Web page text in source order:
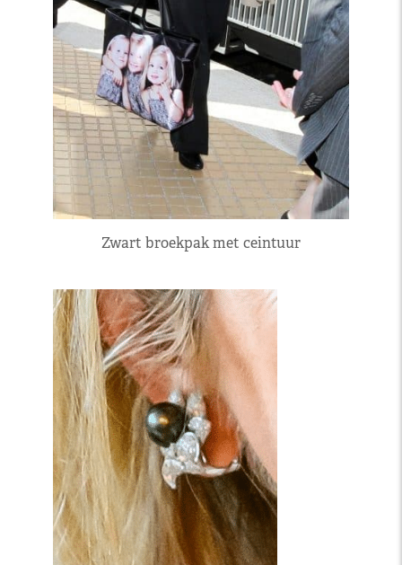
Zwart broekpak met ceintuur